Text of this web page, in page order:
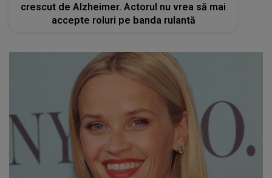
crescut de Alzheimer. Actorul nu vrea să mai
accepte roluri pe banda rulantă